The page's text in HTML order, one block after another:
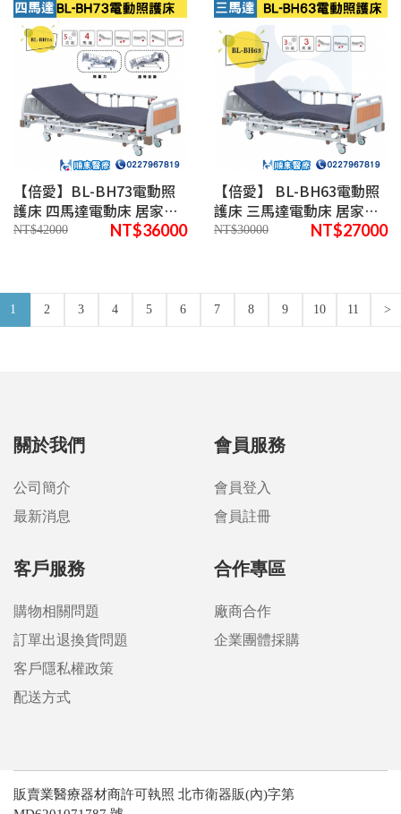
【倍愛】BL-BH73電動照
護床 四馬達電動床 居家照
顧床
NT$42000 NT$36000
【倍愛】 BL-BH63電動照
護床 三馬達電動床 居家照
顧床
NT$30000 NT$27000
1 2 3 4 5 6 7 8 9 10 11 >
關於我們
公司簡介
最新消息
會員服務
會員登入
會員註冊
客戶服務
購物相關問題
訂單出退換貨問題
客戶隱私權政策
配送方式
合作專區
廠商合作
企業團體採購
販賣業醫療器材商許可執照 北市衛器販(內)字第